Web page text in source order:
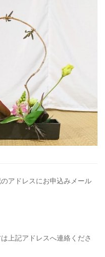
アドレスにお申込みメール
上記アドレスへ連絡くださ